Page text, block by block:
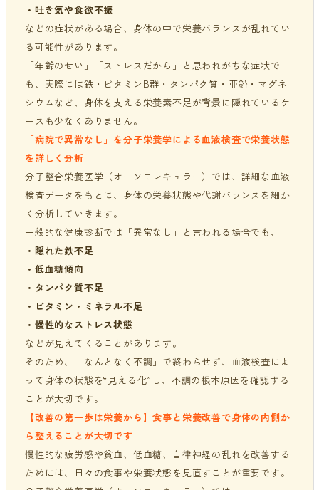
・吐き気や食欲不振
などの症状がある場合、身体の中で栄養バランスが乱れてい
る可能性があります。
「年齢のせい」「ストレスだから」と思われがちな症状で
も、実際には鉄・ビタミンB群・タンパク質・亜鉛・マグネ
シウムなど、身体を支える栄養素不足が背景に隠れているケ
ースも少なくありません。
「病院で異常なし」を分子栄養学による血液検査で栄養状態
を詳しく分析
分子整合栄養医学（オーソモレキュラー）では、詳細な血液
検査データをもとに、身体の栄養状態や代謝バランスを細か
く分析していきます。
一般的な健康診断では「異常なし」と言われる場合でも、
・ 隠れた鉄不足
・ 低血糖傾向
・ タンパク質不足
・ ビタミン・ミネラル不足
・ 慢性的なストレス状態
などが見えてくることがあります。
そのため、「なんとなく不調」で終わらせず、血液検査によ
って身体の状態を“見える化”し、不調の根本原因を確認する
ことが大切です。
【改善の第一歩は栄養から】食事と栄養改善で身体の内側か
ら整えることが大切です
慢性的な疲労感や貧血、低血糖、自律神経の乱れを改善する
ためには、日々の食事や栄養状態を見直すことが重要です。